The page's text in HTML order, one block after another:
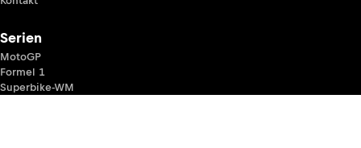
Serien
MotoGP
Formel 1
Superbike-WM